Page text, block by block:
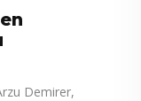
Demirer,